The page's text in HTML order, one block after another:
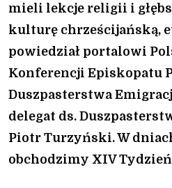
mieli lekcje religii i
kulturę chrześcijańską,
powiedział portalowi
Konferencji Episkopatu
Duszpasterstwa
delegat ds.
Piotr Turzyński. W
obchodzimy XIV